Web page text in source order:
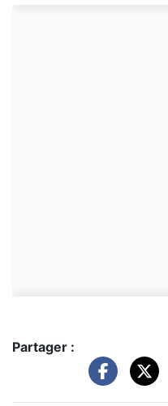
Partager :